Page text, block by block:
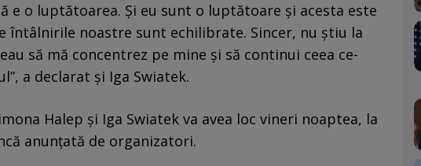
e o luptătoarea. Și eu sunt o luptătoare și acesta este
întâlnirile noastre sunt echilibrate. Sincer, nu știu la
să mă concentrez pe mine și să continui ceea ce-
a declarat și Iga Swiatek.
Halep și Iga Swiatek va avea loc vineri noaptea, la
anunțată de organizatori.